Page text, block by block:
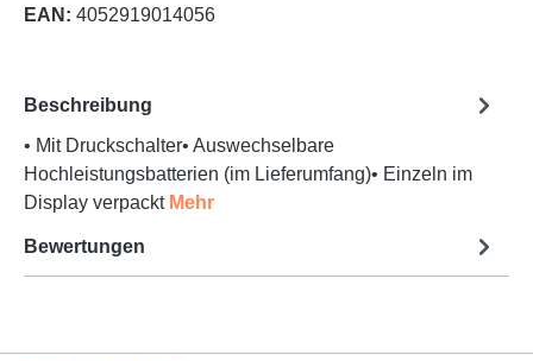
EAN: 4052919014056
Beschreibung
• Mit Druckschalter• Auswechselbare
Hochleistungsbatterien (im Lieferumfang)• Einzeln im
Display verpackt Mehr
Bewertungen